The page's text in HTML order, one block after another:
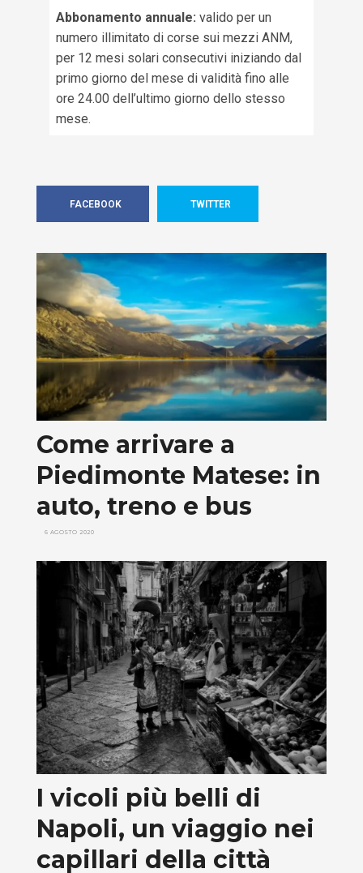
Abbonamento annuale: valido per un
numero illimitato di corse sui mezzi ANM,
per 12 mesi solari consecutivi iniziando dal
primo giorno del mese di validità fino alle
ore 24.00 dell’ultimo giorno dello stesso
mese.
FACEBOOK TWITTER
Come arrivare a
Piedimonte Matese: in
auto, treno e bus
6 AGOSTO 2020
I vicoli più belli di
Napoli, un viaggio nei
capillari della città